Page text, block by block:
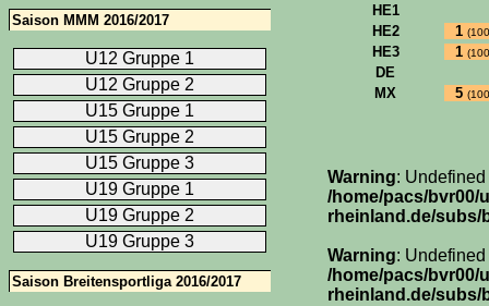
HE1
HE2
1
HE3 1
DE
MX
5
Warning:
/home/pacs/bvr00/
rheinland.de/
Warning:
/home/pacs/bvr00/
rheinland.de/
Saison MMM 2016/2017
U12 Gruppe 1
U12 Gruppe 2
U15 Gruppe 1
U15 Gruppe 2
U15 Gruppe 3
U19 Gruppe 1
U19 Gruppe 2
U19 Gruppe 3
Saison Breitensportliga 2016/2017